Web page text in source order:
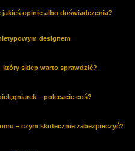
opinie albo doświadczenia?
designem
który sklep warto sprawdzić?
– polecacie coś?
– czym skutecznie zabezpieczyć?